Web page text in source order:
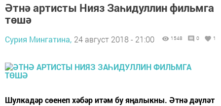
Әтнә артисты Нияз Заһидуллин фильмга
төшә
Сурия Мингатина, 24 август 2018 - 21:00 1548 0 1
Шулкадәр сөенеп хәбәр итәм бу яңалыкны. Әтнә дәүләт